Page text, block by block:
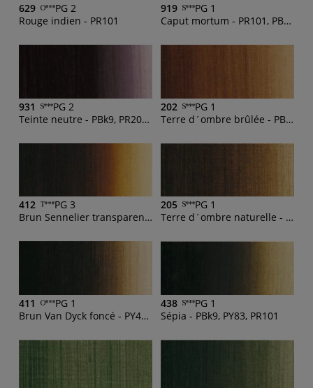
629
PG 2
Rouge indien - PR101
919
PG 1
Caput mortum - PR101, PB29, PV23
931
PG 2
Teinte neutre - PBk9, PR209, PB60
202
PG 1
Terre d´ombre brûlée - PBk11, PW6, PR101
412
PG 3
Brun Sennelier transparent - PBk9, PO49, PBr23
205
PG 1
Terre d´ombre naturelle - PBk11
411
PG 1
Brun Van Dyck foncé - PY42, PR101, PBk7
438
PG 1
Sépia - PBk9, PY83, PR101